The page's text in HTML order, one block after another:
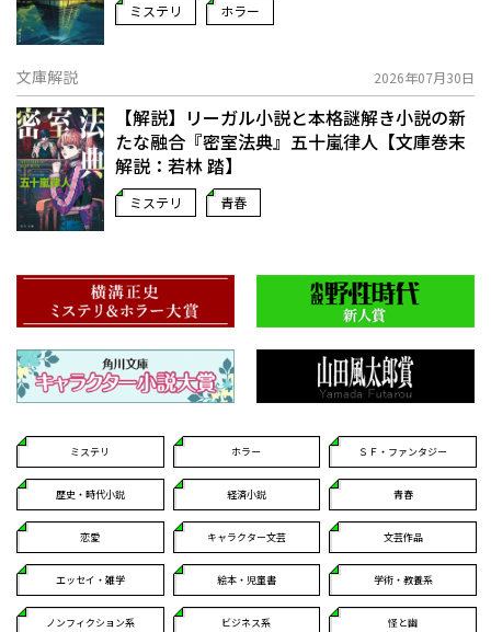
ミステリ ホラー
文庫解説 2026年07月30日
【解説】リーガル小説と本格謎解き小説の新
たな融合――『密室法典』五十嵐律人【文庫巻末
解説：若林 踏】
ミステリ 青春
ミステリ ホラー ＳＦ・ファンタジー
歴史・時代小説 経済小説 青春
恋愛 キャラクター文芸 文芸作品
エッセイ・雑学 絵本・児童書 学術・教養系
ノンフィクション系 ビジネス系 怪と幽